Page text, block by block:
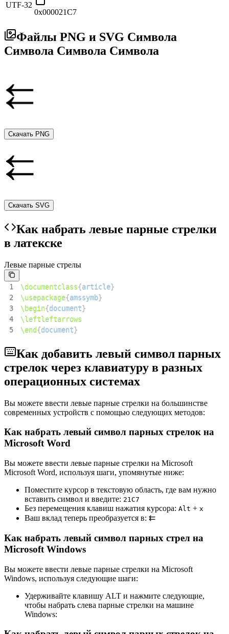
UTF-32
0x000021C7
Файлы PNG и SVG Символа
Символа Символа Символа
Скачать PNG
Скачать SVG
Как набрать левые парные стрелки
в латекске
Левые парные стрелы
1 \documentclass{article}
2
\usepackage{amssymb}
3
\begin{document}
4
\leftleftarrows
5
\end{document}
Как добавить левый символ парных
стрелок через клавиатуру в разных
операционных системах
Вы можете ввести левые парные стрелки на большинстве
современных устройств с помощью следующих методов:
Как набрать левый символ парных стрелок на
Microsoft Word
Вы можете ввести левые парные стрелки на Microsoft
Microsoft Word, используя шаги, упомянутые ниже:
Поместите курсор в текстовую область, где вам нужно
вставить символ и введите: 21C7
Без перемещения клавиш нажатия курсора: Alt + x
Ваш вклад теперь преобразуется в: ⇇
Как набрать левый символ парных стрел на
Microsoft Windows
Вы можете ввести левые парные стрелки на Microsoft
Windows, используя следующие шаги:
Удерживайте клавишу ALT и нажмите следующие,
чтобы набрать слева парные стрелки на машине
Windows: